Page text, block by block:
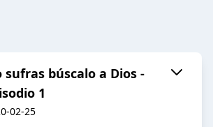
sufras búscalo a Dios -
1
02-25